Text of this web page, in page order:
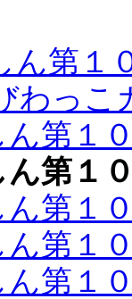
ん第１
わっこ
第１
第１
第１
第１
第１